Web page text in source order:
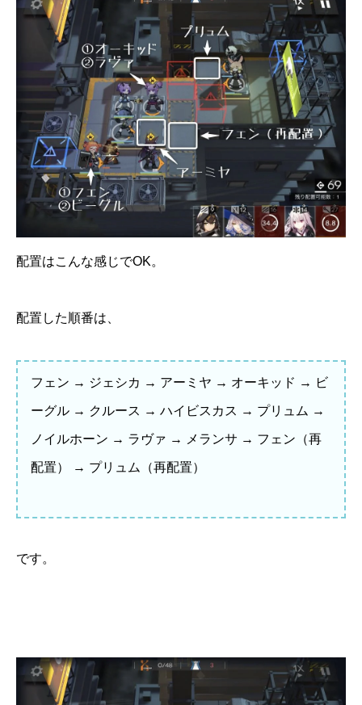
配置はこんな感じでOK。
配置した順番は、
フェン → ジェシカ → アーミヤ → オーキッド → ビ
ーグル → クルース → ハイビスカス → プリュム →
ノイルホーン → ラヴァ → メランサ → フェン（再
配置） → プリュム（再配置）
です。